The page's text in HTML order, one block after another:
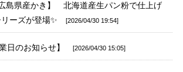
島県産かき】 北海道産生パン粉で仕上げ
ーズが登場✨
2026/04/30 19:54
日のお知らせ】 2026/04/30 15:05